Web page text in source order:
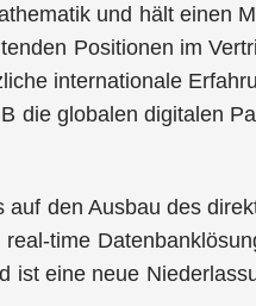
und hält einen
Positionen im
internationale
die globalen digitalen
den Ausbau des
time
ist eine neue